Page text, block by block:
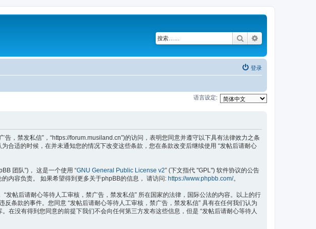
搜索
登录
语言设定:
，禁发私信”，“https://forum.musiland.cn”)的访问，表明您同意并遵守以下具有法律效力之条
合适的时候，在并未通知您的情况下改变这些条款，您在条款改变后继续使用 “发帖后请耐心
团队”)， 这是一个使用 “GNU General Public License v2” (下文指代 "GPL") 软件协议的公告
内容负责。 如果希望得到更多关于phpBB的信息， 请访问: https://www.phpbb.com/。
帖后请耐心等待人工审核，禁广告，禁发私信” 所在国家的法律，国际公法的内容。以上的行
条款的事件。您同意 “发帖后请耐心等待人工审核，禁广告，禁发私信” 具有在任何我们认为
在没有得到您同意的前提下我们不会向任何第三方发布这些信息，但是 “发帖后请耐心等待人